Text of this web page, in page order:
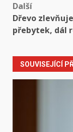
Další
Dřevo
přebytek, dál
SOUVISEJÍCÍ